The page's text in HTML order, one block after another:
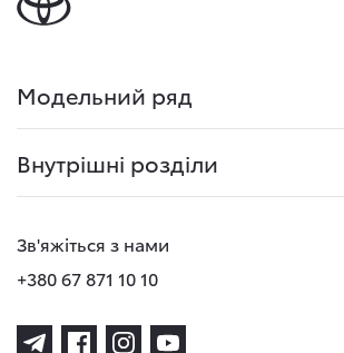
Модельний ряд
Внутрішні розділи
Зв'яжіться з нами
+380 67 871 10 10